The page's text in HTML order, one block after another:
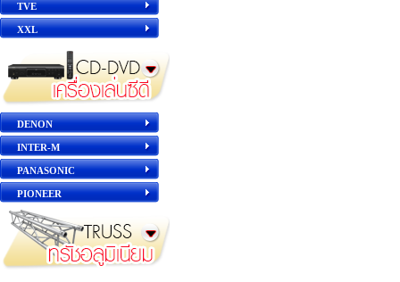
TVE
XXL
DENON
INTER-M
PANASONIC
PIONEER